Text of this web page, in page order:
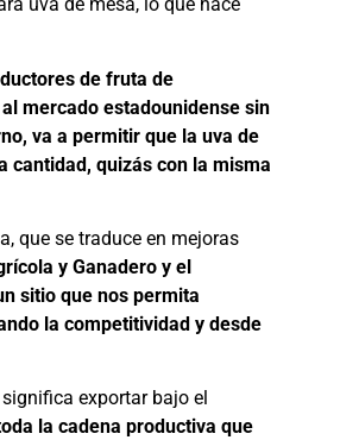
de fruta de
mercado estadounidense sin
va a permitir que la uva de
cantidad, quizás con la misma
que se traduce en mejoras
y Ganadero y el
sitio que nos permita
la competitividad y desde
exportar bajo el
la cadena productiva que